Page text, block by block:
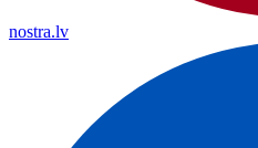
nostra.lv